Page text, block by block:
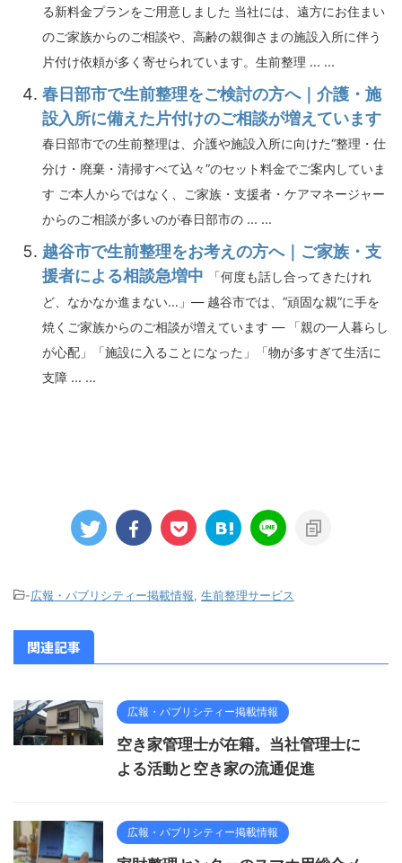
る新料金プランをご用意しました 当社には、遠方にお住まい
のご家族からのご相談や、高齢の親御さまの施設入所に伴う
片付け依頼が多く寄せられています。生前整理 ... ...
春日部市で生前整理をご検討の方へ｜介護・施
設入所に備えた片付けのご相談が増えています
春日部市での生前整理は、介護や施設入所に向けた“整理・仕
分け・廃棄・清掃すべて込々”のセット料金でご案内していま
す ご本人からではなく、ご家族・支援者・ケアマネージャー
からのご相談が多いのが春日部市の ... ...
越谷市で生前整理をお考えの方へ｜ご家族・支
援者による相談急増中
「何度も話し合ってきたけれ
ど、なかなか進まない…」― 越谷市では、“頑固な親”に手を
焼くご家族からのご相談が増えています ― 「親の一人暮らし
が心配」「施設に入ることになった」「物が多すぎて生活に
支障 ... ...
-広報・パブリシティー掲載情報 生前整理サービス
関連記事
広報・パブリシティー掲載情報
空き家管理士が在籍。当社管理士に
よる活動と空き家の流通促進
広報・パブリシティー掲載情報